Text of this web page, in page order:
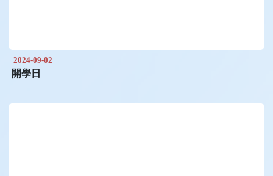
2024-09-02
開學日